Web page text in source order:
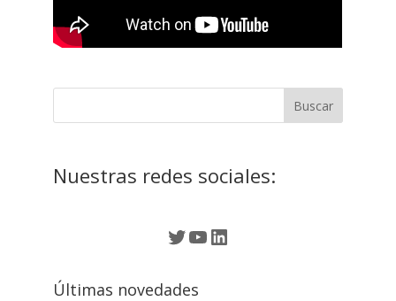
Nuestras redes sociales:
Twitter
YouTube
LinkedIn
Últimas novedades